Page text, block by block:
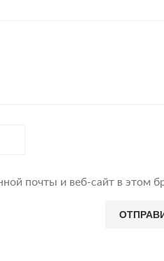
почты и веб-сайт в этом